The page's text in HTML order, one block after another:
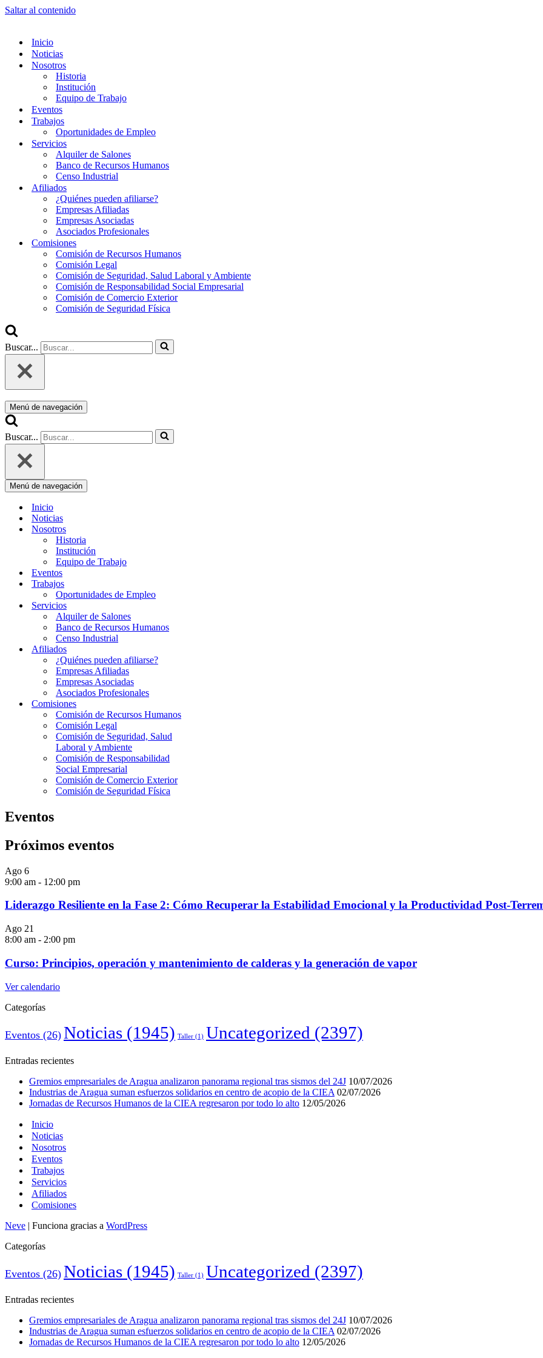
Saltar al contenido
Inicio
Noticias
Nosotros
Historia
Institución
Equipo de Trabajo
Eventos
Trabajos
Oportunidades de Empleo
Servicios
Alquiler de Salones
Banco de Recursos Humanos
Censo Industrial
Afiliados
¿Quiénes pueden afiliarse?
Empresas Afiliadas
Empresas Asociadas
Asociados Profesionales
Comisiones
Comisión de Recursos Humanos
Comisión Legal
Comisión de Seguridad, Salud Laboral y Ambiente
Comisión de Responsabilidad Social Empresarial
Comisión de Comercio Exterior
Comisión de Seguridad Física
Buscar...
Menú de navegación
Buscar...
Menú de navegación
Inicio
Noticias
Nosotros
Historia
Institución
Equipo de Trabajo
Eventos
Trabajos
Oportunidades de Empleo
Servicios
Alquiler de Salones
Banco de Recursos Humanos
Censo Industrial
Afiliados
¿Quiénes pueden afiliarse?
Empresas Afiliadas
Empresas Asociadas
Asociados Profesionales
Comisiones
Comisión de Recursos Humanos
Comisión Legal
Comisión de Seguridad, Salud
Laboral y Ambiente
Comisión de Responsabilidad
Social Empresarial
Comisión de Comercio Exterior
Comisión de Seguridad Física
Eventos
Próximos eventos
Ago 6
9:00 am - 12:00 pm
Liderazgo Resiliente en la Fase 2: Cómo Recuperar la Estabilidad Emocional y la Productividad Post-
Ago 21
8:00 am - 2:00 pm
Curso: Principios, operación y mantenimiento de calderas y la generación de vapor
Ver calendario
Categorías
Eventos (26) Noticias (1945) Taller (1) Uncategorized (2397)
Entradas recientes
Gremios empresariales de Aragua analizaron panorama regional tras sismos del 24J 10/07/2026
Industrias de Aragua suman esfuerzos solidarios en centro de acopio de la CIEA 02/07/2026
Jornadas de Recursos Humanos de la CIEA regresaron por todo lo alto 12/05/2026
Inicio
Noticias
Nosotros
Eventos
Trabajos
Servicios
Afiliados
Comisiones
Neve | Funciona gracias a WordPress
Categorías
Eventos (26) Noticias (1945) Taller (1) Uncategorized (2397)
Entradas recientes
Gremios empresariales de Aragua analizaron panorama regional tras sismos del 24J 10/07/2026
Industrias de Aragua suman esfuerzos solidarios en centro de acopio de la CIEA 02/07/2026
Jornadas de Recursos Humanos de la CIEA regresaron por todo lo alto 12/05/2026